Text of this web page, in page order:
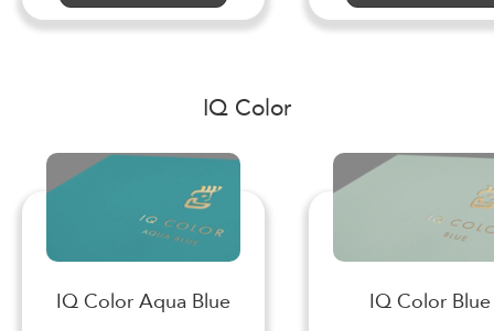
IQ Color
IQ Color Aqua Blue IQ Color Blue